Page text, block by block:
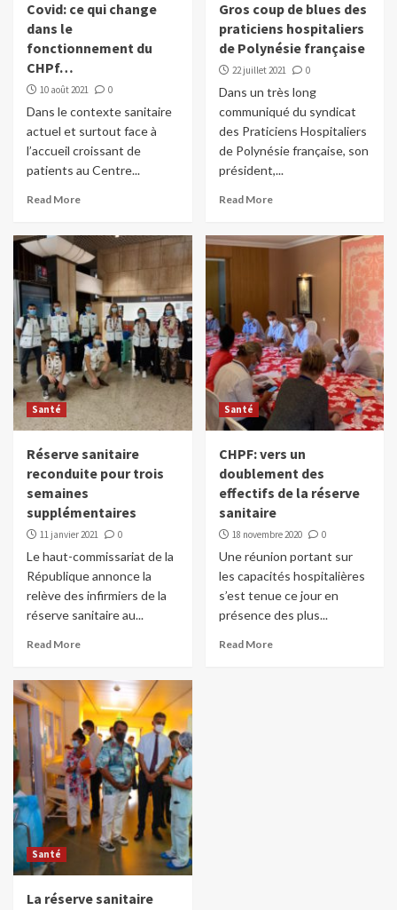
Covid: ce qui change
dans le
fonctionnement du
CHPf…
10 août 2021 0
Dans le contexte sanitaire
actuel et surtout face à
l’accueil croissant de
patients au Centre...
Read More
Gros coup de blues des
praticiens hospitaliers
de Polynésie française
22 juillet 2021 0
Dans un très long
communiqué du syndicat
des Praticiens Hospitaliers
de Polynésie française, son
président,...
Read More
Santé
Réserve sanitaire
reconduite pour trois
semaines
supplémentaires
11 janvier 2021 0
Le haut-commissariat de la
République annonce la
relève des infirmiers de la
réserve sanitaire au...
Read More
Santé
CHPF: vers un
doublement des
effectifs de la réserve
sanitaire
18 novembre 2020 0
Une réunion portant sur
les capacités hospitalières
s’est tenue ce jour en
présence des plus...
Read More
Santé
La réserve sanitaire